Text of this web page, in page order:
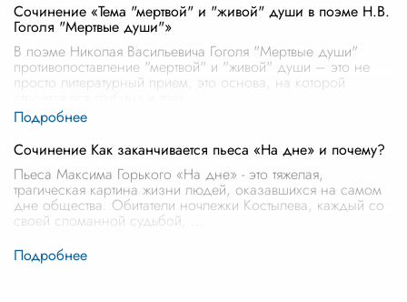
Сочинение «Тема "мертвой" и "живой" души в поэме Н.В.
Гоголя "Мертвые души"»
В поэме Николая Васильевича Гоголя "Мертвые души"
противопоставление "мертвой" и "живой" души – это не
просто литературный прием, это основа, на которой
Сочинение Как заканчивается пьеса «На дне» и почему?
Пьеса Максима Горького «На дне» - это тяжелая,
трагическая картина жизни людей, оказавшихся на самом
дне общества. Обитатели ночлежки Костылева, каждый со
своей сломанной судьбой,